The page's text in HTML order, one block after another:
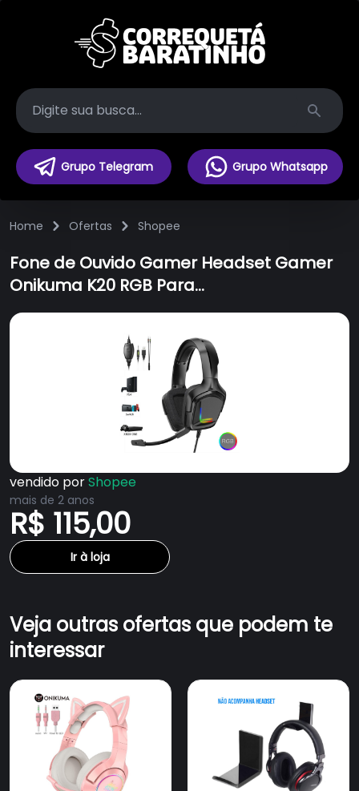
Search
Grupo Telegram Grupo Whatsapp
Home Ofertas Shopee
Fone de Ouvido Gamer Headset Gamer
Onikuma K20 RGB Para
Ps4/Celular/Xbox/PC Camuflado/Preto
vendido porShopee
mais de 2 anos
R$ 115,00
Ir à loja
Veja outras ofertas que podem te
interessar